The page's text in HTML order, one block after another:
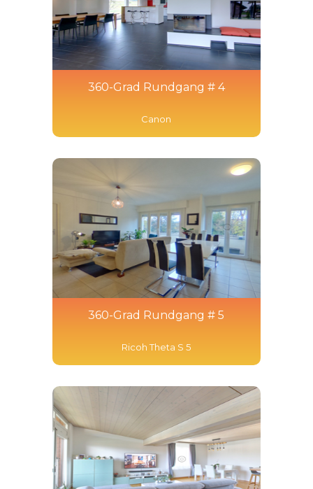
360-Grad Rundgang # 4
Canon
360-Grad Rundgang # 5
Ricoh Theta S 5